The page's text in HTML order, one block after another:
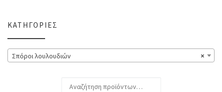
ΚΑΤΗΓΟΡΊΕΣ
×
Σπόροι λουλουδιών